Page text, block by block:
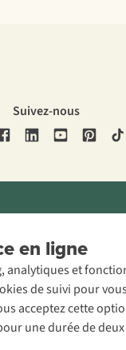
en ligne
et
de suivi pour
acceptez cette
une durée de
Suivez-nous